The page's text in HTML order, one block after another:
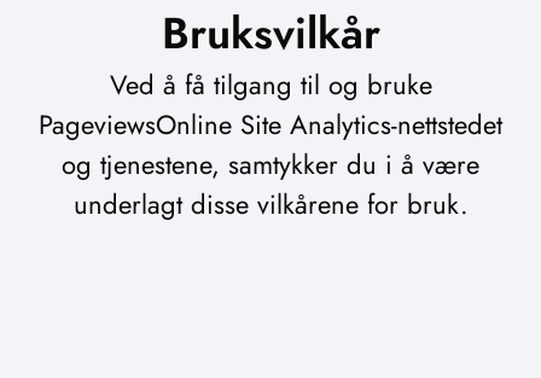
Bruksvilkår
Ved å få tilgang til og bruke
PageviewsOnline Site Analytics-nettstedet
og tjenestene, samtykker du i å være
underlagt disse vilkårene for bruk.